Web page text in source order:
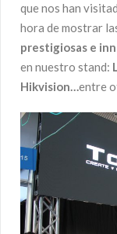
que nos han
hora de mostrar
prestigiosas e
en nuestro stand:
Hikvision…entre